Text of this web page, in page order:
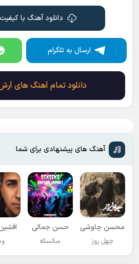
دانلود آهنگ با کیفیت
ارسال به تلگرام
دانلود تمام آهنگ های آرش آردفروشان
آهنگ های پیشنهادی برای شما
محسن چاوشی
چهل روز
حسن جمالی
سکسکه